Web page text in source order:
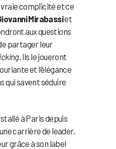
vraie complicité et ce
Mirabassiet
aux questions
partager leur
. Ils le joueront
et l’élégance
qui savent séduire
à Paris depuis
carrière de leader,
grâce à son label